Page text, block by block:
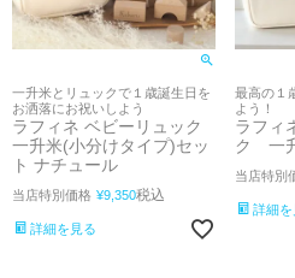
一升米とリュックで１歳誕生日を
お洒落にお祝いしよう
ラフィネ ベビーリュック
一升米(小分けタイプ)セッ
ト ナチュール
当店特別価格 ¥9,350税込
詳細を見る
最高の１
よう！
ラフィ
ク 一
当店特別
詳細を